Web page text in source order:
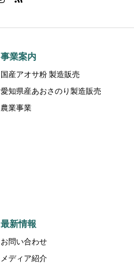
事業案内
国産アオサ粉 製造販売
愛知県産あおさのり製造販売
農業事業
最新情報
お問い合わせ
メディア紹介